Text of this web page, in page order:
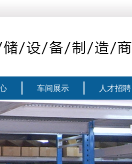
车间展示 人才招聘